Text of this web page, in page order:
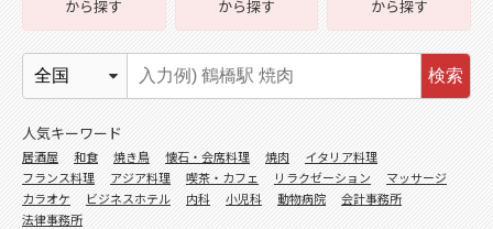
から探す
から探す
から探す
検索
人気キーワード
居酒屋 和食 焼き鳥 懐石・会席料理 焼肉
イタリア料理
フランス料理
アジア料理 喫茶・カフェ リラクゼーション
マッサージ
カラオケ
ビジネスホテル 内科 小児科 動物病院
会計事務所
法律事務所